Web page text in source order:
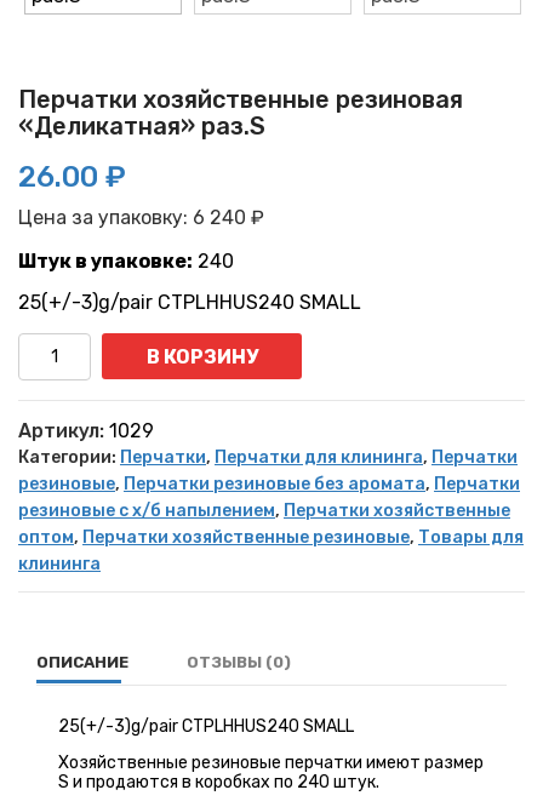
Перчатки хозяйственные резиновая
«Деликатная» раз.S
26.00 ₽
Цена за упаковку: 6 240 ₽
Штук в упаковке: 240
25(+/-3)g/pair CTPLHHUS240 SMALL
Количество
В КОРЗИНУ
Артикул: 1029
Категории: Перчатки, Перчатки для клининга, Перчатки
резиновые, Перчатки резиновые без аромата, Перчатки
резиновые с х/б напылением, Перчатки хозяйственные
оптом, Перчатки хозяйственные резиновые, Товары для
клининга
ОПИСАНИЕ ОТЗЫВЫ (0)
25(+/-3)g/pair CTPLHHUS240 SMALL
Хозяйственные резиновые перчатки имеют размер
S и продаются в коробках по 240 штук.